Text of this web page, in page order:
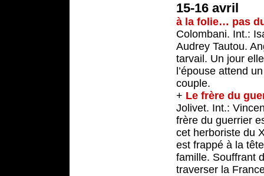
15-16 avril
à la folie… pas
Colombani. Int.:
Audrey Tautou.
tarvail. Un jour
l’épouse attend
couple.
+ Le frère du
Jolivet. Int.:
frère du guerrier
cet herboriste du
est frappé à la
famille. Souffrant
traverser la